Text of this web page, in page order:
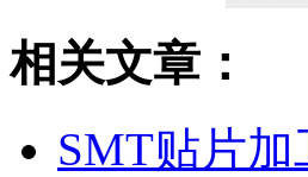
相关文章：
SMT贴片